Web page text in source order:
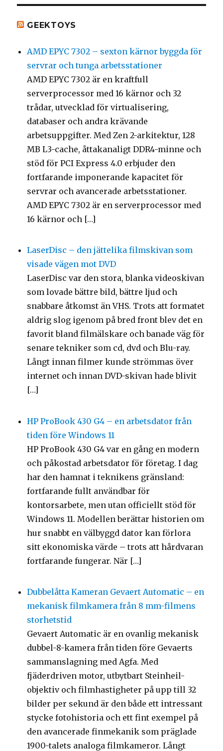
GEEKTOYS
AMD EPYC 7302 – sexton kärnor byggda för
servrar och tunga arbetsstationer
AMD EPYC 7302 är en kraftfull
serverprocessor med 16 kärnor och 32
trådar, utvecklad för virtualisering,
databaser och andra krävande
arbetsuppgifter. Med Zen 2-arkitektur, 128
MB L3-cache, åttakanaligt DDR4-minne och
stöd för PCI Express 4.0 erbjuder den
fortfarande imponerande kapacitet för
servrar och avancerade arbetsstationer.
AMD EPYC 7302 är en serverprocessor med
16 kärnor och […]
LaserDisc – den jättelika filmskivan som
visade vägen mot DVD
LaserDisc var den stora, blanka videoskivan
som lovade bättre bild, bättre ljud och
snabbare åtkomst än VHS. Trots att formatet
aldrig slog igenom på bred front blev det en
favorit bland filmälskare och banade väg för
senare tekniker som cd, dvd och Blu-ray.
Långt innan filmer kunde strömmas över
internet och innan DVD-skivan hade blivit
[…]
HP ProBook 430 G4 – en arbetsdator från
tiden före Windows 11
HP ProBook 430 G4 var en gång en modern
och påkostad arbetsdator för företag. I dag
har den hamnat i teknikens gränsland:
fortfarande fullt användbar för
kontorsarbete, men utan officiellt stöd för
Windows 11. Modellen berättar historien om
hur snabbt en välbyggd dator kan förlora
sitt ekonomiska värde – trots att hårdvaran
fortfarande fungerar. När […]
Dubbelåtta Kameran Gevaert Automatic – en
mekanisk filmkamera från 8 mm-filmens
storhetstid
Gevaert Automatic är en ovanlig mekanisk
dubbel-8-kamera från tiden före Gevaerts
sammanslagning med Agfa. Med
fjäderdriven motor, utbytbart Steinheil-
objektiv och filmhastigheter på upp till 32
bilder per sekund är den både ett intressant
stycke fotohistoria och ett fint exempel på
den avancerade finmekanik som präglade
1900-talets analoga filmkameror. Långt